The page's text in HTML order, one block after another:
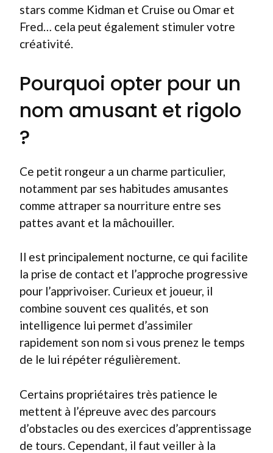
stars comme Kidman et Cruise ou Omar et
Fred… cela peut également stimuler votre
créativité.
Pourquoi opter pour un
nom amusant et rigolo
?
Ce petit rongeur a un charme particulier,
notamment par ses habitudes amusantes
comme attraper sa nourriture entre ses
pattes avant et la mâchouiller.
Il est principalement nocturne, ce qui facilite
la prise de contact et l’approche progressive
pour l’apprivoiser. Curieux et joueur, il
combine souvent ces qualités, et son
intelligence lui permet d’assimiler
rapidement son nom si vous prenez le temps
de le lui répéter régulièrement.
Certains propriétaires très patience le
mettent à l’épreuve avec des parcours
d’obstacles ou des exercices d’apprentissage
de tours. Cependant, il faut veiller à la